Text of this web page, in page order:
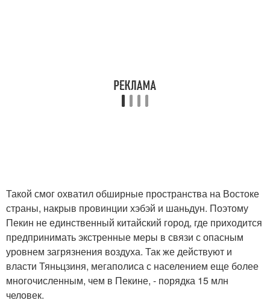
Такой смог охватил обширные пространства на Востоке
страны, накрыв провинции хэбэй и шаньдун. Поэтому
Пекин не единственный китайский город, где приходится
предпринимать экстренные меры в связи с опасным
уровнем загрязнения воздуха. Так же действуют и
власти Тяньцзиня, мегаполиса с населением еще более
многочисленным, чем в Пекине, - порядка 15 млн
человек.